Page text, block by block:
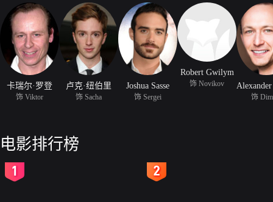
卡瑞尔·罗登
饰 Viktor
卢克·纽伯里
饰 Sacha
Joshua Sasse
饰 Sergei
Robert Gwilym
饰 Novikov
饰
电影排行榜